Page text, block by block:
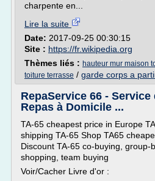
charpente en...
Lire la suite
Date: 2017-09-25 00:30:15
Site : https://fr.wikipedia.org
Thèmes liés : hauteur mur maison
toiture terrasse / garde corps a
RepaService 66 -
Repas à Domicile ...
TA-65 cheapest price in Europe
shipping TA-65 Shop TA65
Discount TA-65 co-buying, group-
shopping, team buying
Voir/Cacher Livre d'or :